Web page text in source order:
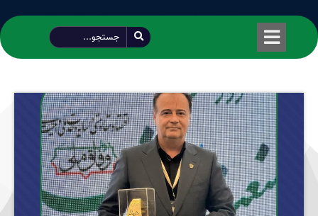
طراحی شده توسط محمود سیفی | 4215 887 0915